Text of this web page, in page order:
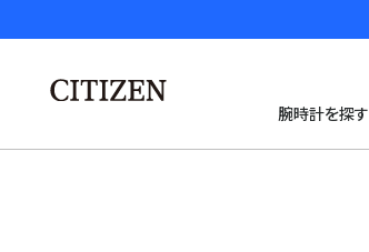
腕時計を探す